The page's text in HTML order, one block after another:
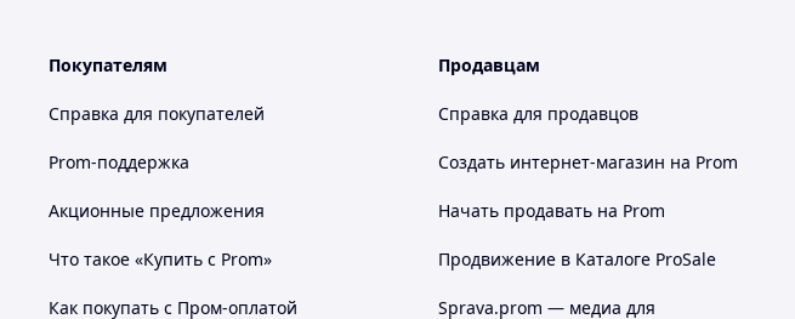
Покупателям
Справка для покупателей
Prom-поддержка
Акционные предложения
Что такое «Купить с Prom»
Как покупать с Пром-оплатой
Продавцам
Справка для продавцов
Создать интернет-магазин на Prom
Начать продавать на Prom
Продвижение в Каталоге ProSale
Sprava.prom — медиа для